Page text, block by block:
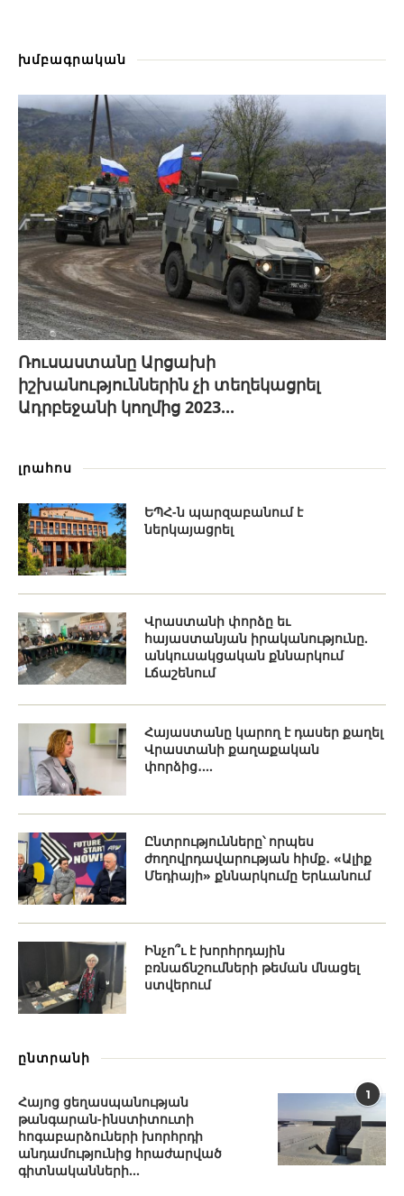
խմբագրական
Ռուսաստանը Արցախի
իշխանություններին չի տեղեկացրել
Ադրբեջանի կողմից 2023...
լրահոս
ԵՊՀ-ն պարզաբանում է
ներկայացրել
Վրաստանի փորձը եւ
հայաստանյան իրականությունը.
անկուսակցական քննարկում
Լճաշենում
Հայաստանը կարող է դասեր քաղել
Վրաստանի քաղաքական
փորձից․...
Ընտրությունները՝ որպես
ժողովրդավարության հիմք․ «Ալիք
Մեդիայի» քննարկումը Երևանում
Ինչո՞ւ է խորհրդային
բռնաճնշումների թեման մնացել
ստվերում
ընտրանի
1
Հայոց ցեղասպանության
թանգարան-ինստիտուտի
հոգաբարձուների խորհրդի
անդամությունից հրաժարված
գիտնականների...